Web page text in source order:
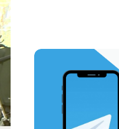
https://t.me/